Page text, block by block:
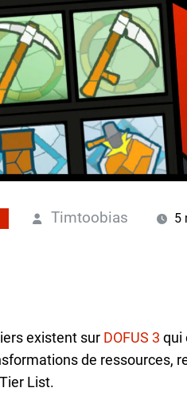
Timtoobias 5
existent sur DOFUS 3 qui
de ressources,
List.